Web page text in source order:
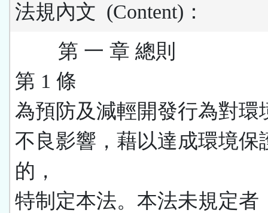
法規內文 (Content) ：
第 一 章 總則
第 1 條
為預防及減輕開發行為對環
不良影響，藉以達成環境保
的，
特制定本法。本法未規定者